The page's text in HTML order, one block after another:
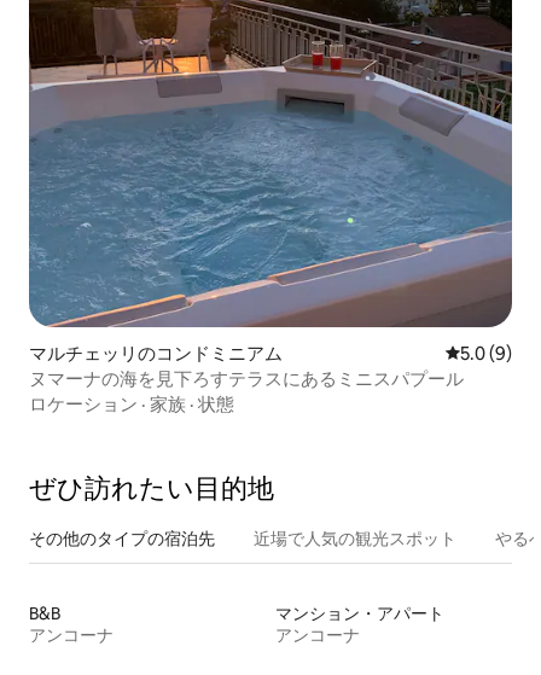
マルチェッリのコンドミニアム レビュー9
5.0 (9)
ヌマーナの海を見下ろすテラスにあるミニスパプール
ロケーション · 家族 · 状態
ぜひ訪⁠れ⁠た⁠い目⁠的⁠地
その他のタ⁠イ⁠プ⁠の宿⁠泊⁠先 近場で人気の観光スポット やる
B&B
アンコーナ
マンション・アパート
アンコーナ